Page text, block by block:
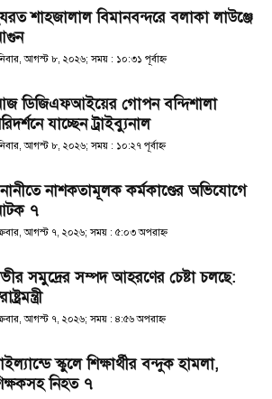
শাহজালাল বিমানবন্দরে বলাকা লাউঞ্জে
আগস্ট ৮, ২০২৬; সময় : ১০:৩১ পূর্বাহ্ণ
ডিজিএফআইয়ের গোপন বন্দিশালা
যাচ্ছেন ট্রাইব্যুনাল
আগস্ট ৮, ২০২৬; সময় : ১০:২৭ পূর্বাহ্ণ
নাশকতামূলক কর্মকাণ্ডের অভিযোগে
৭
আগস্ট ৭, ২০২৬; সময় : ৫:০৩ অপরাহ্ণ
সমুদ্রের সম্পদ আহরণের চেষ্টা চলছে:
আগস্ট ৭, ২০২৬; সময় : ৪:৫৬ অপরাহ্ণ
স্কুলে শিক্ষার্থীর বন্দুক হামলা,
নিহত ৭